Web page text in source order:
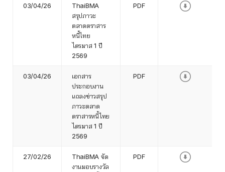
03/04/26
ThaiBMA
สรุปภาวะ
ตลาดตราสาร
หนี้ไทย
ไตรมาส 1 ปี
2569
PDF
03/04/26
เอกสาร
ประกอบงาน
แถลงข่าวสรุป
ภาวะตลาด
ตราสารหนี้ไทย
ไตรมาส 1 ปี
2569
PDF
27/02/26
ThaiBMA จัด
งานมอบรางวัล
PDF